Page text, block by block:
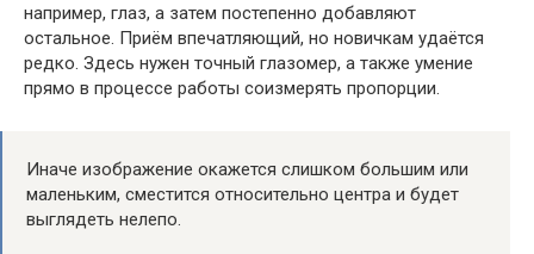
например, глаз, а затем постепенно добавляют
остальное. Приём впечатляющий, но новичкам удаётся
редко. Здесь нужен точный глазомер, а также умение
прямо в процессе работы соизмерять пропорции.
Иначе изображение окажется слишком большим или
маленьким, сместится относительно центра и будет
выглядеть нелепо.